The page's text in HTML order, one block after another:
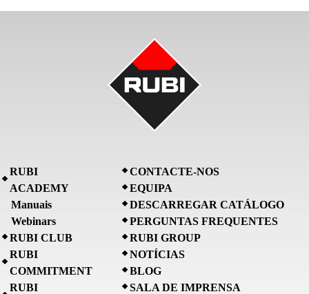
RUBI
ACADEMY
Manuais
Webinars
RUBI CLUB
RUBI
COMMITMENT
RUBI
CONTACTE-NOS
EQUIPA
DESCARREGAR CATÁLOGO
PERGUNTAS FREQUENTES
RUBI GROUP
NOTÍCIAS
BLOG
SALA DE IMPRENSA